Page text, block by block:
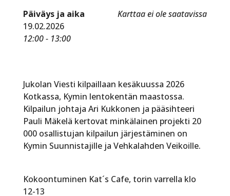
Karttaa ei ole saatavissa
Päiväys ja aika
19.02.2026
12:00 - 13:00
Jukolan Viesti kilpaillaan kesäkuussa 2026
Kotkassa, Kymin lentokentän maastossa.
Kilpailun johtaja Ari Kukkonen ja pääsihteeri
Pauli Mäkelä kertovat minkälainen projekti 20
000 osallistujan kilpailun järjestäminen on
Kymin Suunnistajille ja Vehkalahden Veikoille.
Kokoontuminen Kat´s Cafe, torin varrella klo
12-13